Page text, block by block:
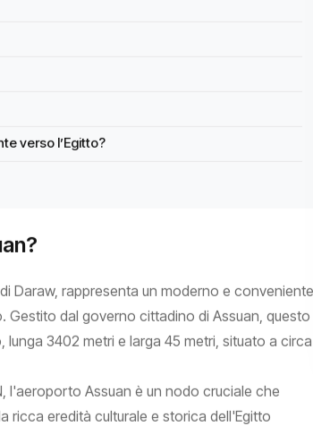
verso l’Egitto?
Daraw, rappresenta un moderno e conveniente
Gestito dal governo cittadino di Assuan, questo
3402 metri e larga 45 metri, situato a circa
l'aeroporto Assuan è un nodo cruciale che
ricca eredità culturale e storica dell'Egitto